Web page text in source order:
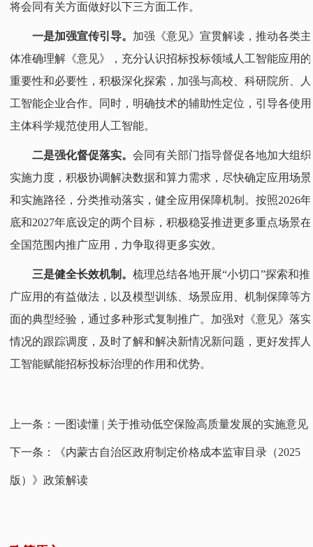
将会同有关方面做好以下三方面工作。
一是加强宣传引导。 加强《意见》宣贯解读，推动各类主
体准确理解《意见》，充分认识招标投标领域人工智能应用的
重要性和必要性，积极深化探索，加强与高校、科研院所、人
工智能企业合作。同时，明确技术的辅助性定位，引导各使用
主体科学规范使用人工智能。
二是强化督促落实。会同有关部门指导督促各地加大组织
实施力度，积极协调解决数据和算力需求，尽快确定应用场景
和实施路径，分类推动落实，健全应用保障机制。按照2026年
底和2027年底设定的两个目标，积极稳妥推进更多重点场景在
全国范围内推广应用，力争取得更多实效。
三是健全长效机制。梳理总结各地开展“小切口”探索和推
广应用的有益做法，以及模型训练、场景应用、机制保障等方
面的典型经验，通过多种形式复制推广。加强对《意见》落实
情况的跟踪调度，及时了解和解决新情况新问题，更好发挥人
工智能赋能招标投标治理的作用和优势。
上一条：一图读懂 | 关于推动低空保险高质量发展的实施意见
下一条： 《内蒙古自治区政府制定价格成本监审目录（2025
版）》政策解读